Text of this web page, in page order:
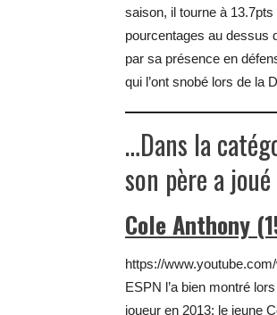
saison, il tourne à
pourcentages au dessus
par sa présence en
qui l’ont snobé lors de la
…Dans la
son père a
Cole Anthony
https://
ESPN l’a bien montré
joueur en 2013: le jeune